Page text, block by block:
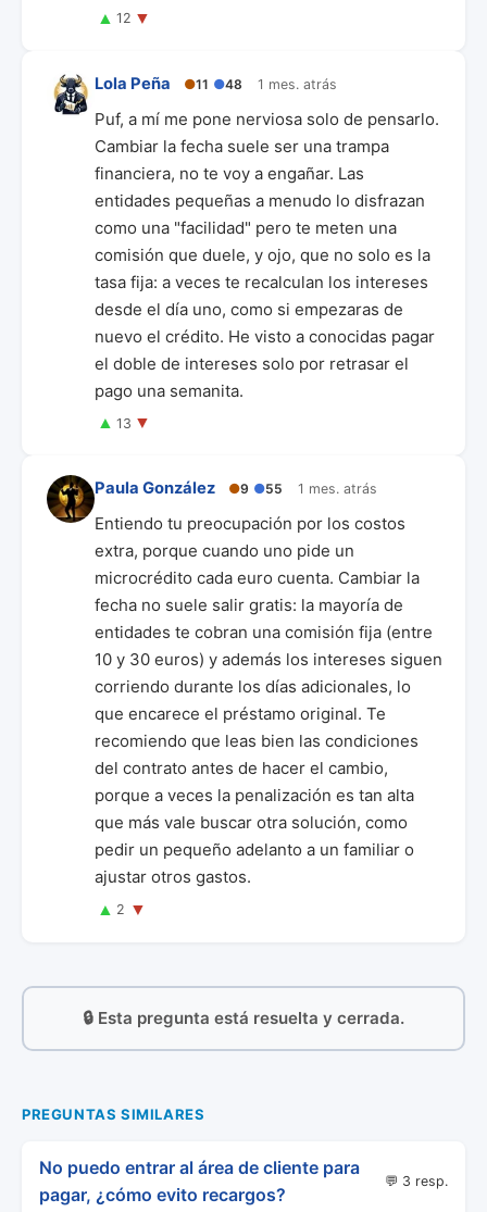
▲ 12 ▼
Lola Peña ●11 ●48 1 mes. atrás
Puf, a mí me pone nerviosa solo de pensarlo.
Cambiar la fecha suele ser una trampa
financiera, no te voy a engañar. Las
entidades pequeñas a menudo lo disfrazan
como una "facilidad" pero te meten una
comisión que duele, y ojo, que no solo es la
tasa fija: a veces te recalculan los intereses
desde el día uno, como si empezaras de
nuevo el crédito. He visto a conocidas pagar
el doble de intereses solo por retrasar el
pago una semanita.
▲ 13 ▼
Paula González ●9 ●55 1 mes. atrás
Entiendo tu preocupación por los costos
extra, porque cuando uno pide un
microcrédito cada euro cuenta. Cambiar la
fecha no suele salir gratis: la mayoría de
entidades te cobran una comisión fija (entre
10 y 30 euros) y además los intereses siguen
corriendo durante los días adicionales, lo
que encarece el préstamo original. Te
recomiendo que leas bien las condiciones
del contrato antes de hacer el cambio,
porque a veces la penalización es tan alta
que más vale buscar otra solución, como
pedir un pequeño adelanto a un familiar o
ajustar otros gastos.
▲ 2 ▼
🔒 Esta pregunta está resuelta y cerrada.
PREGUNTAS SIMILARES
No puedo entrar al área de cliente para
pagar, ¿cómo evito recargos?
💬 3 resp.